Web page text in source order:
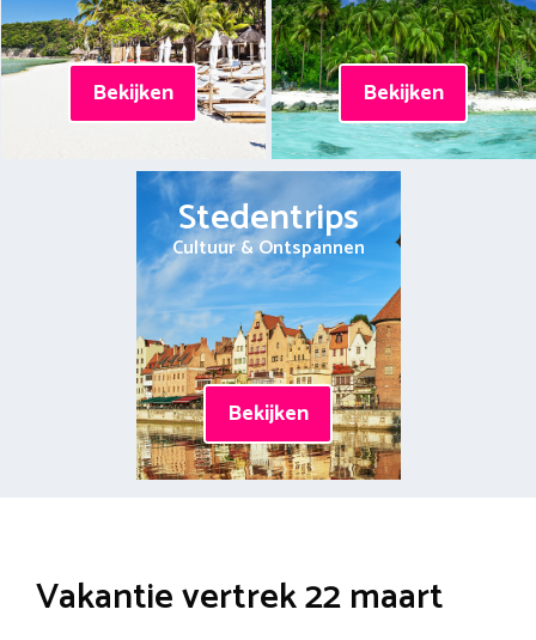
Bekijken Bekijken
Stedentrips
Cultuur & Ontspannen
Bekijken
Vakantie vertrek 22 maart